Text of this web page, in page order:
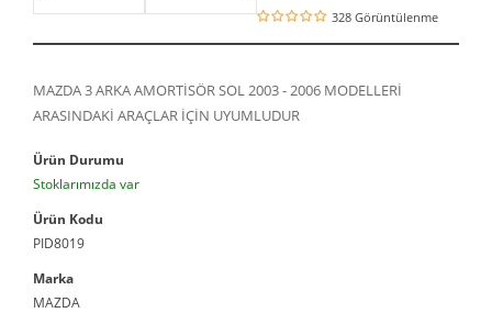
328 Görüntülenme
MAZDA 3 ARKA AMORTİSÖR SOL 2003 - 2006 MODELLERİ
ARASINDAKİ ARAÇLAR İÇİN UYUMLUDUR
Ürün Durumu
Stoklarımızda var
Ürün Kodu
PID8019
Marka
MAZDA